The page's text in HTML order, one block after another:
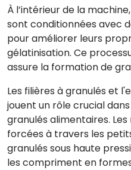
À l’intérieur de la
sont conditionnées avec
pour améliorer leurs
gélatinisation. Ce
assure la formation de
Les filières à granulés et
jouent un rôle crucial
granulés alimentaires.
forcées à travers les
granulés sous haute
les compriment en